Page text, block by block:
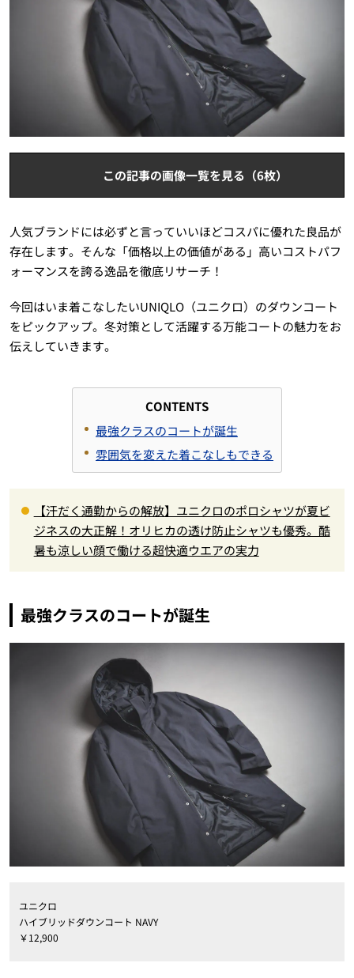
この記事の画像一覧を見る（6枚）
人気ブランドには必ずと言っていいほどコスパに優れた良品が
存在します。そんな「価格以上の価値がある」高いコストパフ
ォーマンスを誇る逸品を徹底リサーチ！
今回はいま着こなしたいUNIQLO（ユニクロ）のダウンコート
をピックアップ。冬対策として活躍する万能コートの魅力をお
伝えしていきます。
CONTENTS
最強クラスのコートが誕生
雰囲気を変えた着こなしもできる
【汗だく通勤からの解放】ユニクロのポロシャツが夏ビ
ジネスの大正解！オリヒカの透け防止シャツも優秀。酷
暑も涼しい顔で働ける超快適ウエアの実力
最強クラスのコートが誕生
ユニクロ
ハイブリッドダウンコート NAVY
￥12,900